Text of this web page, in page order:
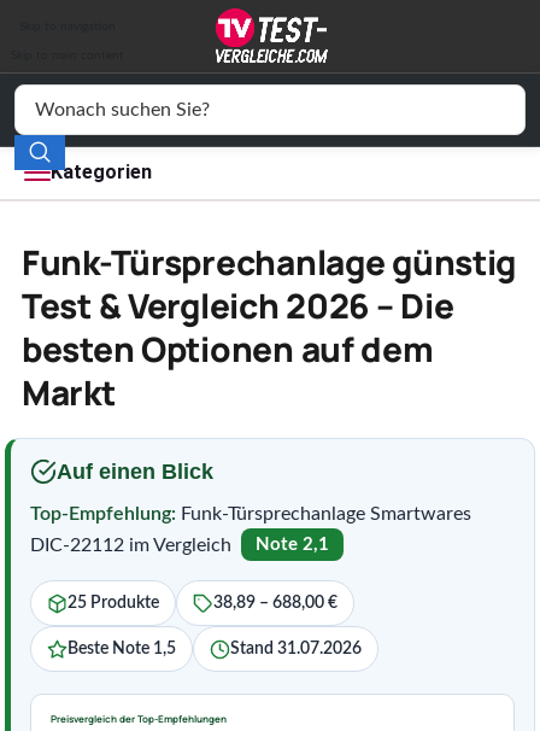
Kategorien
Elektronik
Freizeit
Wohnen
Service
Vergleichssiegel
Funk-Türsprechanlage günstig
Test & Vergleich 2026 – Die
besten Optionen auf dem
Markt
Auf einen Blick
Top-Empfehlung: Funk-Türsprechanlage Smartwares
DIC-22112 im Vergleich
Note 2,1
25 Produkte 38,89 – 688,00 €
Beste Note 1,5 Stand 31.07.2026
Preisvergleich der Top-Empfehlungen